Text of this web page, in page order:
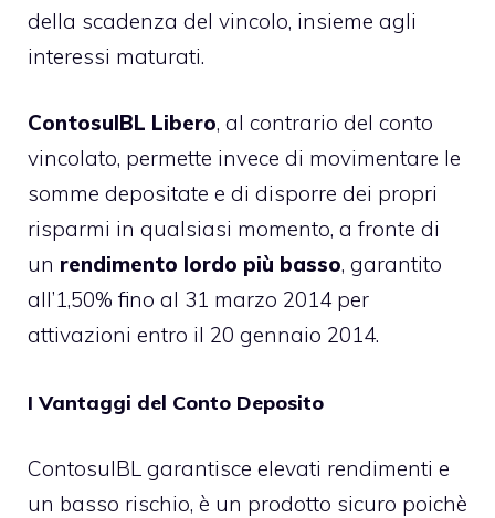
della scadenza del vincolo, insieme agli
interessi maturati.
ContosuIBL Libero, al contrario del conto
vincolato, permette invece di movimentare le
somme depositate e di disporre dei propri
risparmi in qualsiasi momento, a fronte di
un rendimento lordo più basso, garantito
all’1,50% fino al 31 marzo 2014 per
attivazioni entro il 20 gennaio 2014.
I Vantaggi del Conto Deposito
ContosuIBL garantisce elevati rendimenti e
un basso rischio, è un prodotto sicuro poichè